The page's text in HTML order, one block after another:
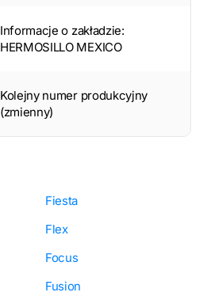
Informacje o zakładzie:
HERMOSILLO MEXICO
Kolejny numer produkcyjny
(zmienny)
Fiesta
Flex
Focus
Fusion